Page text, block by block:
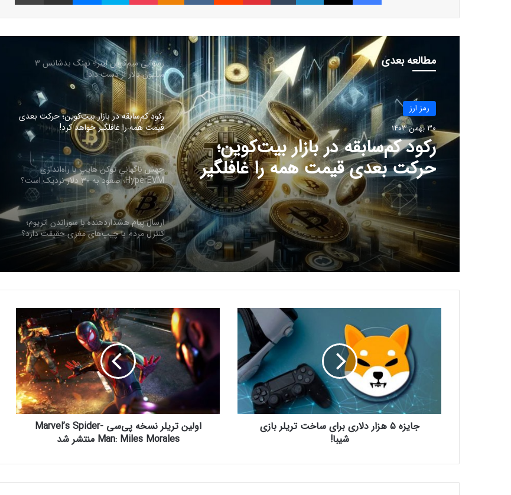
مطالعه بعدی
رمز ارز
30 بهمن 1403
رکود کم‌سابقه در بازار بیت‌کوین؛
حرکت بعدی قیمت همه را غافلگیر
خواهد کرد!
شد! جزییات ایردراپ ۵۰ دلاری
رسوایی میم‌کوین لیبرا؛ نهنگ بدشانس ۳
میلیون دلار از دست داد!
رکود کم‌سابقه در بازار بیت‌کوین؛ حرکت بعدی
قیمت همه را غافلگیر خواهد کرد!
جهش ناگهانی توکن هایپ با راه‌اندازی
HyperEVM؛ صعود به ۳۰ دلار نزدیک است؟
ارسال پیام هشداردهنده با سوزاندن اتریوم؛
کنترل مردم با چیپ‌های مغزی حقیقت دارد؟
ایلان ماسک در تلاش‌ برای کاهش قدرت
SEC؛ ریپل در کانون توجه بازار قرار گرفت!
ریزش ۷۶ درصدی تپ‌سواپ در اولین روز
معاملات! آیا بازگشتی در کار است؟
درخواست ایلان ماسک برای بررسی فورت
ناکس؛ بحران طلا به سود بیت‌کوین تمام
می‌شود؟
سرمایه‌گذاران سازمانی در حال انباشت کاردانو!
نشانه‌ای از تغییر روند قیمت ADA؟
ا
ا
جایزه ۵ هزار دلاری برای ساخت تریلر بازی
شیبا!
ی
ل
خ
اولین تریلر نسخه پی‌سی Marvel’s Spider-
Man: Miles Morales منتشر شد